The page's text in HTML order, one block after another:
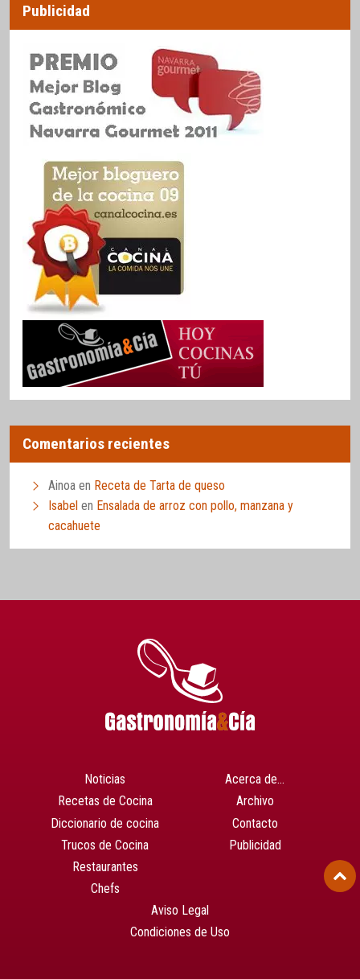
Publicidad
Comentarios recientes
Ainoa en Receta de Tarta de queso
Isabel en Ensalada de arroz con pollo, manzana y
cacahuete
Noticias
Recetas de Cocina
Diccionario de cocina
Trucos de Cocina
Restaurantes
Chefs
Acerca de…
Archivo
Contacto
Publicidad
Aviso Legal
Condiciones de Uso